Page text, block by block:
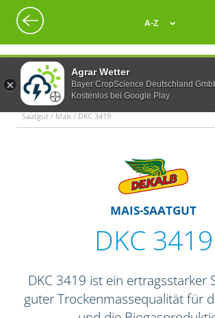
Agrar Wetter
Bayer CropScience Deutschland
Kostenlos bei Google Play
A-Z
Saatgut / Mais / DKC 3419
MAIS-SAATGUT
DKC 3419
DKC 3419 ist ein ertragsstarker
guter Trockenmassequalität für